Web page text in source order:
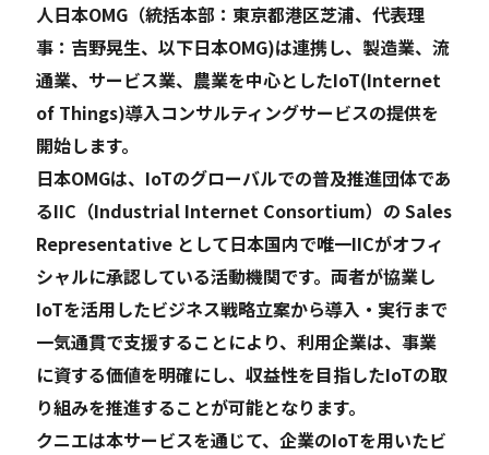
EN
JP
サイト内検索
Contact
人日本OMG（統括本部：東京都港区芝浦、代表理
事：吉野晃生、以下日本OMG)は連携し、製造業、流
通業、サービス業、農業を中心としたIoT(Internet
of Things)導入コンサルティングサービスの提供を
開始します。
日本OMGは、IoTのグローバルでの普及推進団体であ
るIIC（Industrial Internet Consortium）の Sales
Representative として日本国内で唯一IICがオフィ
シャルに承認している活動機関です。両者が協業し
IoTを活用したビジネス戦略立案から導入・実行まで
一気通貫で支援することにより、利用企業は、事業
に資する価値を明確にし、収益性を目指したIoTの取
り組みを推進することが可能となります。
クニエは本サービスを通じて、企業のIoTを用いたビ